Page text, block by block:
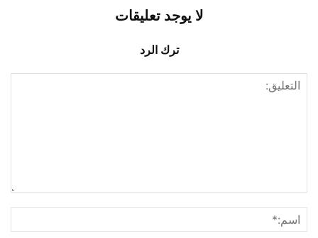
لا يوجد تعليقات
ترك الرد